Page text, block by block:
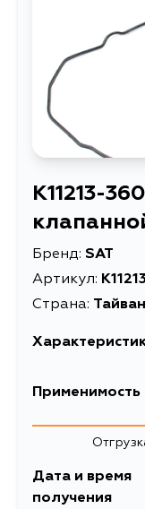
K11213-
Бренд: SAT
Артикул:
Страна:
Описание
Применимость
Кузов
ASV60, AVV60,
Toyota
Дата и время
получения